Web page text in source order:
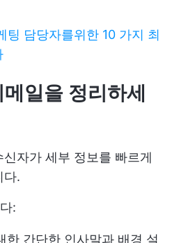
팅 담당자를위한 10 가지 최
일을 정리하세
자가 세부 정보를 빠르게
다.
:
한 간단한 인사말과 배경 설